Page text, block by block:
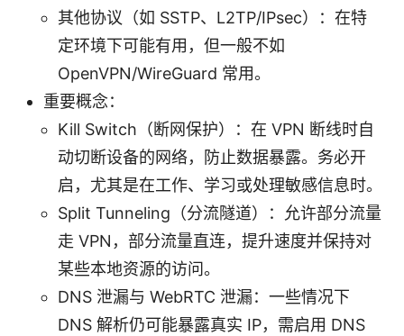
其他协议（如 SSTP、L2TP/IPsec）：在特
定环境下可能有用，但一般不如
OpenVPN/WireGuard 常用。
重要概念：
Kill Switch（断网保护）：在 VPN 断线时自
动切断设备的网络，防止数据暴露。务必开
启，尤其是在工作、学习或处理敏感信息时。
Split Tunneling（分流隧道）：允许部分流量
走 VPN，部分流量直连，提升速度并保持对
某些本地资源的访问。
DNS 泄漏与 WebRTC 泄漏：一些情况下
DNS 解析仍可能暴露真实 IP，需启用 DNS